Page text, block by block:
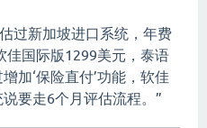
过新加坡进口系统，年费
佳国际版1299美元，泰语
加‘保险直付’功能，软佳
要走6个月评估流程。”